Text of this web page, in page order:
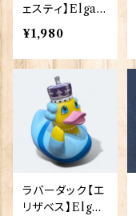
ェスティ】Elgat
e Products 90
384
¥1,980
ラバーダック【エ
リザベス】Elgat